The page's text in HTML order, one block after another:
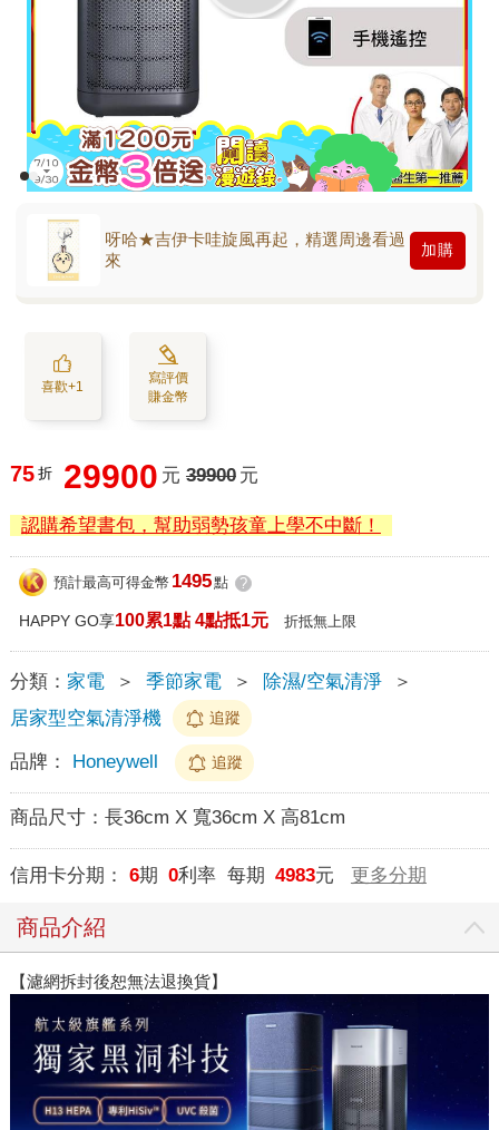
呀哈★吉伊卡哇旋風再起，精選周邊看過
來
加購
喜歡+1
寫評價
賺金幣
75 折 29900 元 39900 元
認購希望書包，幫助弱勢孩童上學不中斷！
預計最高可得金幣 1495點 ?
HAPPY GO享100累1點 4點抵1元 折抵無上限
分類： 家電 ＞ 季節家電 ＞ 除濕/空氣清淨
＞
居家型空氣清淨機
追蹤
品牌： Honeywell 追蹤
商品尺寸： 長36cm X 寬36cm X 高81cm
信用卡分期： 6期 0利率 每期 4983元 更多分期
商品介紹
【濾網拆封後恕無法退換貨】